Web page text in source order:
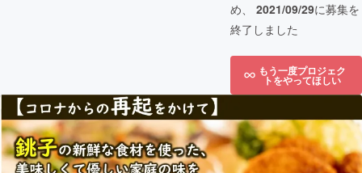
め、 2021/09/29に募集を
終了しました
もう一度プロジェク
トをやってほしい